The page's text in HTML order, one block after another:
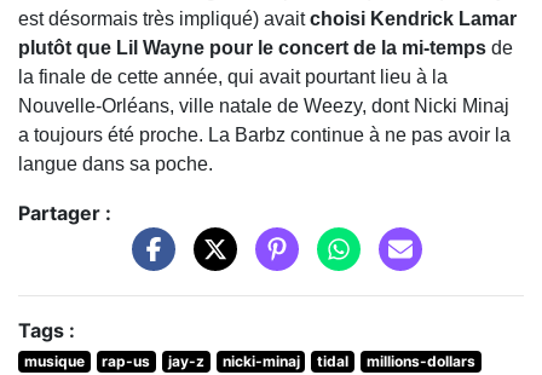
est désormais très impliqué) avaitchoisi Kendrick Lamar
plutôt que Lil Wayne pour le concert de la mi-temps de
la finale de cette année, qui avait pourtant lieu à la
Nouvelle-Orléans, ville natale de Weezy, dont Nicki Minaj
a toujours été proche. La Barbz continue à ne pas avoir la
langue dans sa poche.
Partager :
Tags :
musique rap-us jay-z nicki-minaj tidal
millions-dollars